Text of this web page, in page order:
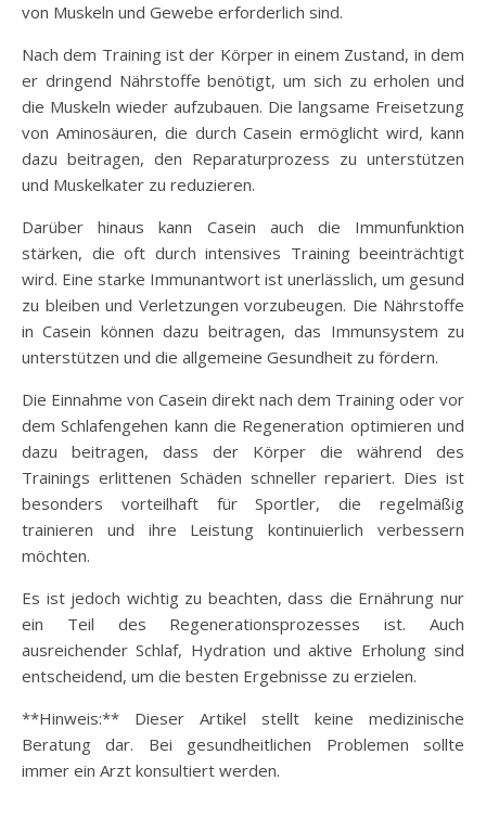
von Muskeln und Gewebe erforderlich sind.
Nach dem Training ist der Körper in einem Zustand, in dem
er dringend Nährstoffe benötigt, um sich zu erholen und
die Muskeln wieder aufzubauen. Die langsame Freisetzung
von Aminosäuren, die durch Casein ermöglicht wird, kann
dazu beitragen, den Reparaturprozess zu unterstützen
und Muskelkater zu reduzieren.
Darüber hinaus kann Casein auch die Immunfunktion
stärken, die oft durch intensives Training beeinträchtigt
wird. Eine starke Immunantwort ist unerlässlich, um gesund
zu bleiben und Verletzungen vorzubeugen. Die Nährstoffe
in Casein können dazu beitragen, das Immunsystem zu
unterstützen und die allgemeine Gesundheit zu fördern.
Die Einnahme von Casein direkt nach dem Training oder vor
dem Schlafengehen kann die Regeneration optimieren und
dazu beitragen, dass der Körper die während des
Trainings erlittenen Schäden schneller repariert. Dies ist
besonders vorteilhaft für Sportler, die regelmäßig
trainieren und ihre Leistung kontinuierlich verbessern
möchten.
Es ist jedoch wichtig zu beachten, dass die Ernährung nur
ein Teil des Regenerationsprozesses ist. Auch
ausreichender Schlaf, Hydration und aktive Erholung sind
entscheidend, um die besten Ergebnisse zu erzielen.
**Hinweis:** Dieser Artikel stellt keine medizinische
Beratung dar. Bei gesundheitlichen Problemen sollte
immer ein Arzt konsultiert werden.